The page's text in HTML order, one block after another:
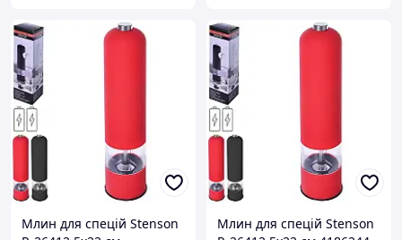
Млин для спецій Stenson
Млин для спецій Stenson